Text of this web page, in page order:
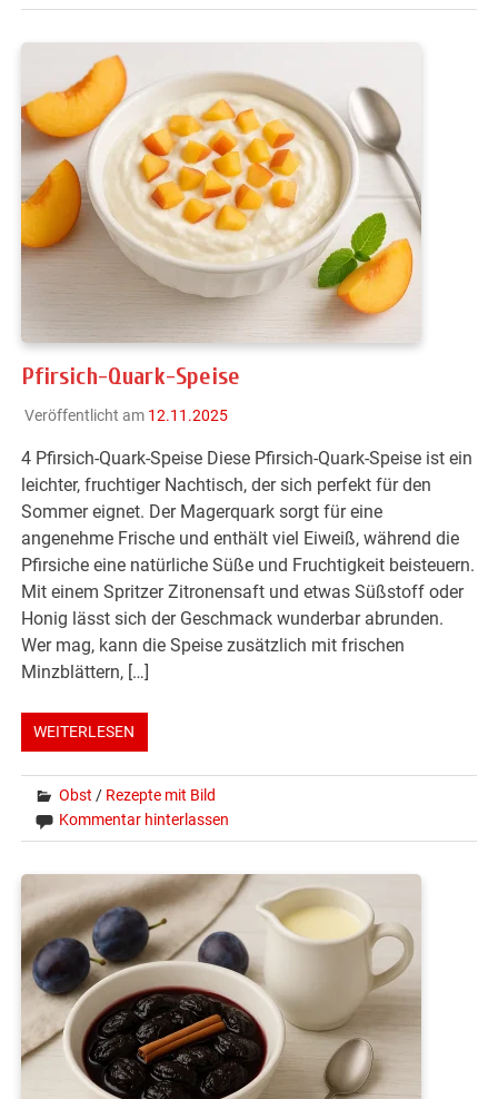
Pfirsich-Quark-Speise
Veröffentlicht am 12.11.2025
4 Pfirsich-Quark-Speise Diese Pfirsich-Quark-Speise ist ein
leichter, fruchtiger Nachtisch, der sich perfekt für den
Sommer eignet. Der Magerquark sorgt für eine
angenehme Frische und enthält viel Eiweiß, während die
Pfirsiche eine natürliche Süße und Fruchtigkeit beisteuern.
Mit einem Spritzer Zitronensaft und etwas Süßstoff oder
Honig lässt sich der Geschmack wunderbar abrunden.
Wer mag, kann die Speise zusätzlich mit frischen
Minzblättern, […]
WEITERLESEN
Obst / Rezepte mit Bild
Kommentar hinterlassen